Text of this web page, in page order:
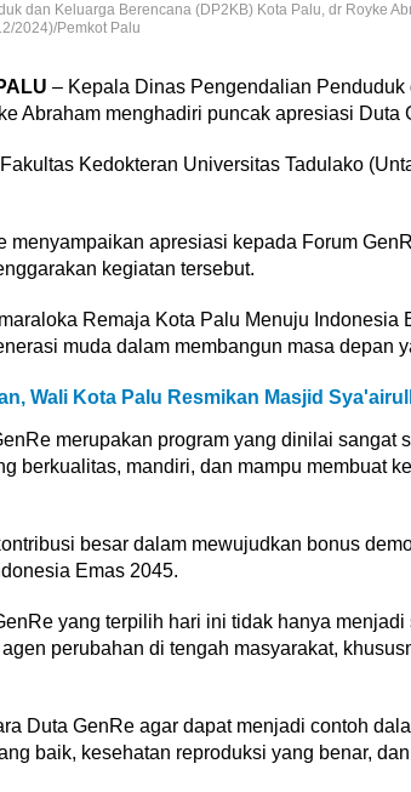
dan Keluarga Berencana (DP2KB) Kota Palu, dr Royke
2024)/Pemkot Palu
– Kepala Dinas Pengendalian
Abraham menghadiri puncak apresiasi Duta
Kedokteran Universitas Tadulako
menyampaikan apresiasi kepada Forum
kegiatan tersebut.
Remaja Kota Palu Menuju Indonesia
muda dalam membangun masa depan
Wali Kota Palu Resmikan Masjid
merupakan program yang dinilai sangat
berkualitas, mandiri, dan mampu membuat
besar dalam mewujudkan bonus
Emas 2045.
yang terpilih hari ini tidak hanya
perubahan di tengah masyarakat,
Duta GenRe agar dapat menjadi contoh
baik, kesehatan reproduksi yang benar,